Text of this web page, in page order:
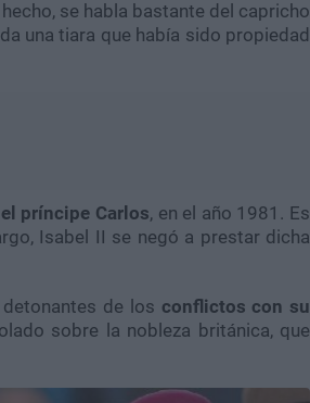
se habla bastante del capricho
una tiara que había sido propiedad
príncipe Carlos, en el año 1981. Es
Isabel II se negó a prestar dicha
de los conflictos con su
sobre la nobleza británica, que